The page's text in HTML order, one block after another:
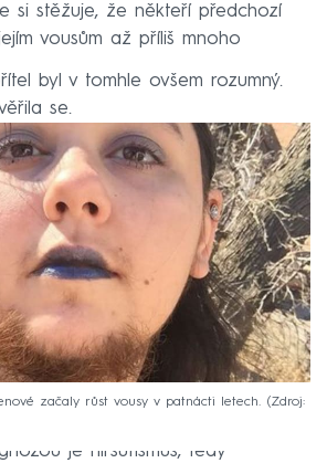
si stěžuje, že někteří předchozí
vousům až příliš mnoho
byl v tomhle ovšem rozumný.
se.
začaly růst vousy v patnácti letech.
Zdroj:
je hirsutismus, tedy